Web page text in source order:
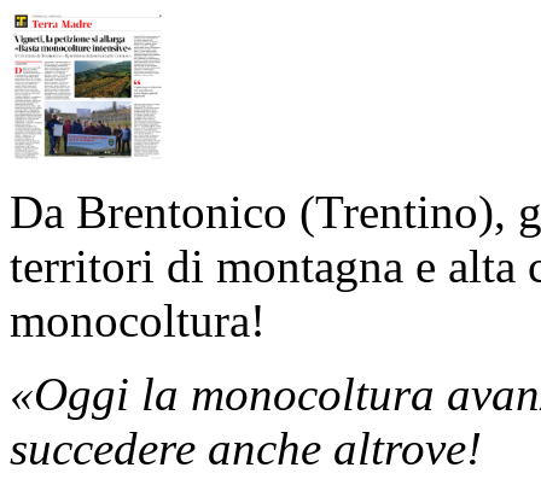
Da Brentonico (Trentino),
territori di montagna e alta
monocoltura!
«Oggi la monocoltura
succedere anche altrove!